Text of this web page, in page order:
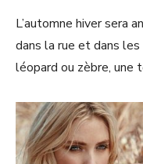
L’automne hiver sera
dans la rue et dans
léopard ou zèbre, une